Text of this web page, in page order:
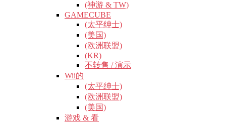
(神游 & TW)
GAMECUBE
(太平绅士)
(美国)
(欧洲联盟)
(KR)
不转售 / 演示
Wii的
(太平绅士)
(欧洲联盟)
(美国)
游戏 & 看